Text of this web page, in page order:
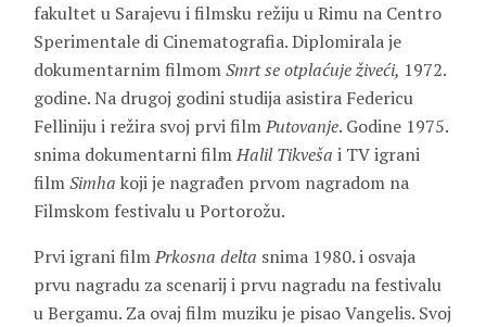
fakultet u Sarajevu i filmsku režiju u Rimu na Centro
Sperimentale di Cinematografia. Diplomirala je
dokumentarnim filmomSmrt se otplaćuje živeći, 1972.
godine. Na drugoj godini studija asistira Federicu
Felliniju i režira svoj prvi filmPutovanje. Godine 1975.
snima dokumentarni filmHalil Tikveša i TV igrani
filmSimha koji je nagrađen prvom nagradom na
Filmskom festivalu u Portorožu.
Prvi igrani filmPrkosna delta snima 1980. i osvaja
prvu nagradu za scenarij i prvu nagradu na festivalu
u Bergamu. Za ovaj film muziku je pisao Vangelis. Svoj